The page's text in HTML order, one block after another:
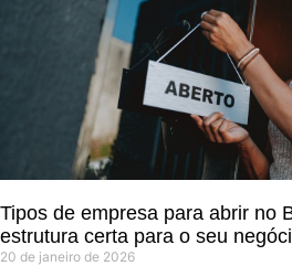
Tipos de empresa para abrir no
estrutura certa para o seu
20 de janeiro de 2026